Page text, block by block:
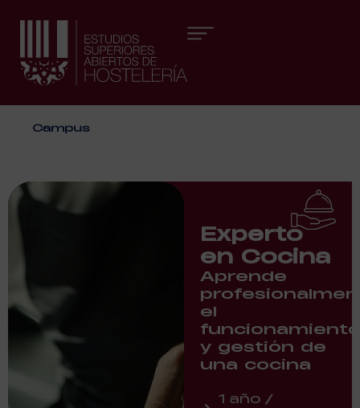
Campus
Experto
en Cocina
Aprende
el
y gestión de
una cocina
1 año /